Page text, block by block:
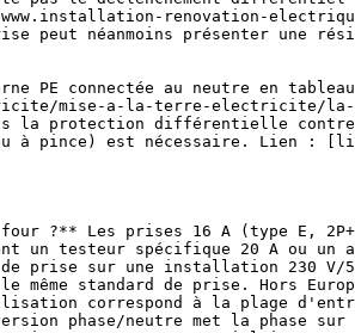
renovation-
néanmoins présenter une
PE connectée au neutre en
mise-a-la-terre-electricite/
la protection différentielle
à pince) est nécessaire. Lien :
un testeur spécifique 20 A ou un
prise sur une installation 230 V/
même standard de prise. Hors
correspond à la plage
phase/neutre met la phase sur